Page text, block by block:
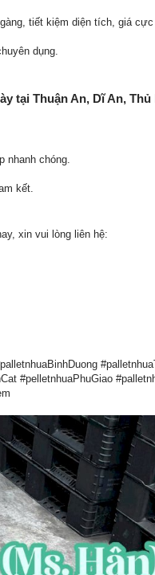
tiết kiệm diện tích, giá cực
dụng.
tại Thuận An, Dĩ An, Thủ
nhanh chóng.
kết.
xin vui lòng liên hệ:
#pelletnhuaPhuGiao